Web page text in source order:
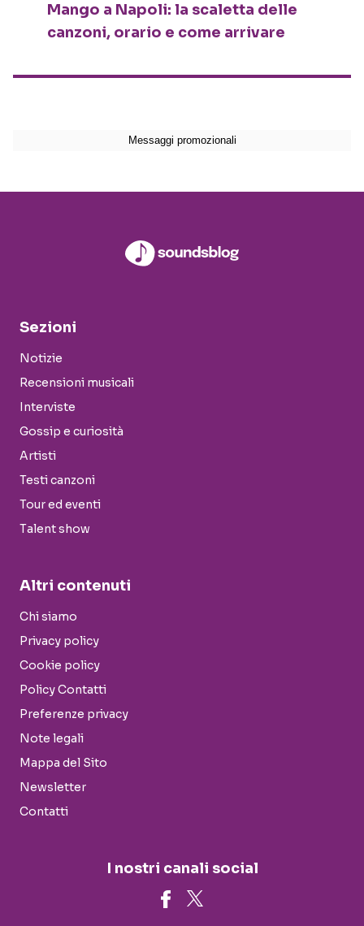
Mango a Napoli: la scaletta delle
canzoni, orario e come arrivare
Sezioni
Notizie
Recensioni musicali
Interviste
Gossip e curiosità
Artisti
Testi canzoni
Tour ed eventi
Talent show
Altri contenuti
Chi siamo
Privacy policy
Cookie policy
Policy Contatti
Preferenze privacy
Note legali
Mappa del Sito
Newsletter
Contatti
I nostri canali social